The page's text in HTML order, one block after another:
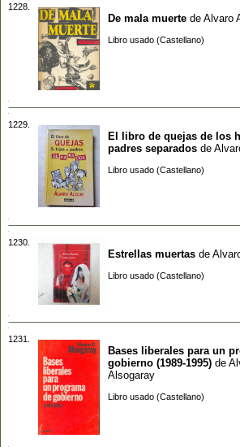
1228.
De mala muerte de Alvaro
Libro usado (Castellano)
1229.
El libro de quejas de los
padres separados de
Libro usado (Castellano)
1230.
Estrellas muertas de
Libro usado (Castellano)
1231.
Bases liberales para un
gobierno (1989-1995) de
Alsogaray
Libro usado (Castellano)